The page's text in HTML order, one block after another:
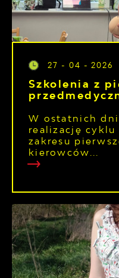
27 - 04 - 2026
Szkolenia z
W ostatnich
realizację
zakresu
kierowców...